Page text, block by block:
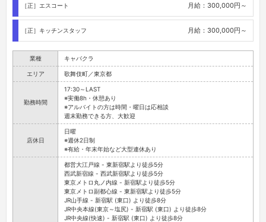
［正］エスコート 月給：300,000円～
［正］キッチンスタッフ 月給：300,000円～
業種 キャバクラ
エリア 歌舞伎町／東京都
勤務時間
17:30～LAST
※実働8h・休憩あり
※アルバイトの方は時間・曜日は応相談
週末勤務できる方、大歓迎
店休日
日曜
※週休2日制
※有給・年末年始など大型連休あり
都営大江戸線 - 東新宿駅より徒歩5分
西武新宿線 - 西武新宿駅より徒歩5分
東京メトロ丸ノ内線 - 新宿駅より徒歩5分
東京メトロ副都心線 - 東新宿駅より徒歩5分
JR山手線 - 新宿駅 (東口) より徒歩8分
JR中央本線(東京～塩尻) - 新宿駅 (東口) より徒歩8分
JR中央線(快速) - 新宿駅 (東口) より徒歩8分